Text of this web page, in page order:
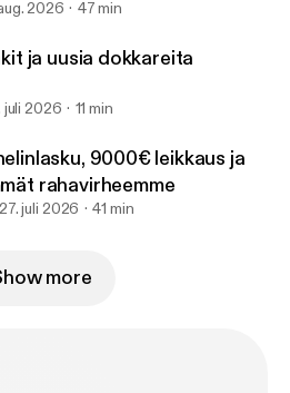
2026 47 min
ja uusia dokkareita
juli 2026 11 min
9000€ leikkaus ja
rahavirheemme
27. juli 2026 41 min
more